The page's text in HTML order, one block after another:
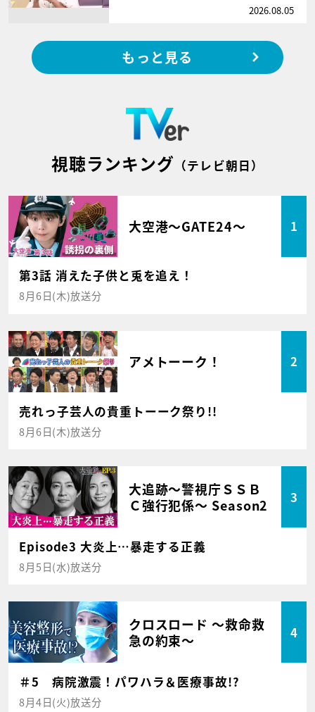
2026.08.05
もっと見る
視聴ランキング （テレビ朝日）
大空港～GATE24～ 1
第3話 消えた子供と兎を追え！
8月6日(木)放送分
アメトーーク！ 2
売れっ子芸人の貴重トーーク祭り!!
8月6日(木)放送分
大追跡～警視庁ＳＳＢ
Ｃ強行犯係～ Season2
3
Episode3 大炎上…暴走する正義
8月5日(水)放送分
クロスロード ～救命救
急の約束～
4
＃5 病院激震！パワハラ＆医療事故!?
8月4日(火)放送分